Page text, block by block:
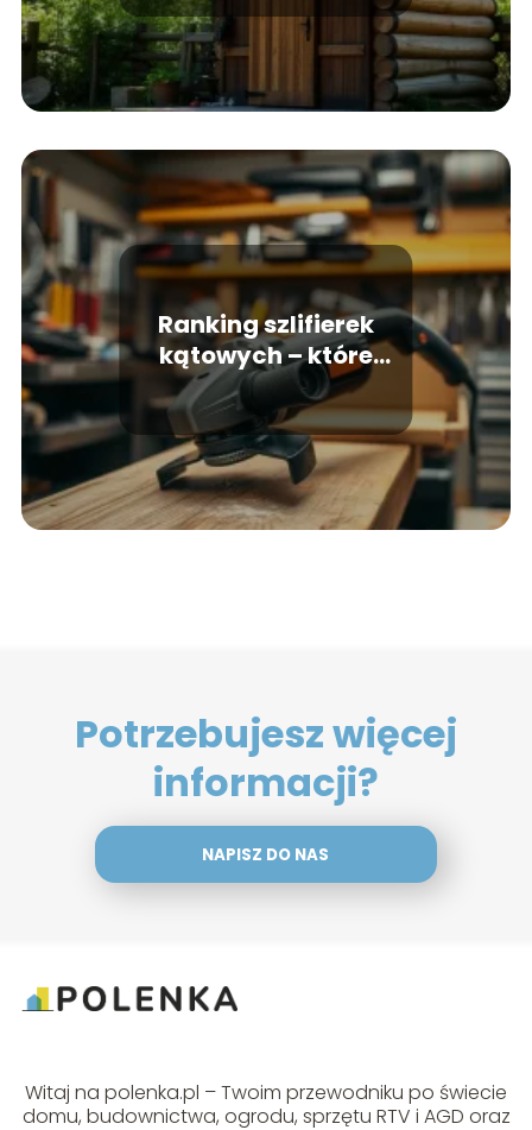
Ranking szlifierek
kątowych – które
modele warto kupić?
Potrzebujesz więcej
informacji?
NAPISZ DO NAS
Witaj na polenka.pl – Twoim przewodniku po świecie
domu, budownictwa, ogrodu, sprzętu RTV i AGD oraz